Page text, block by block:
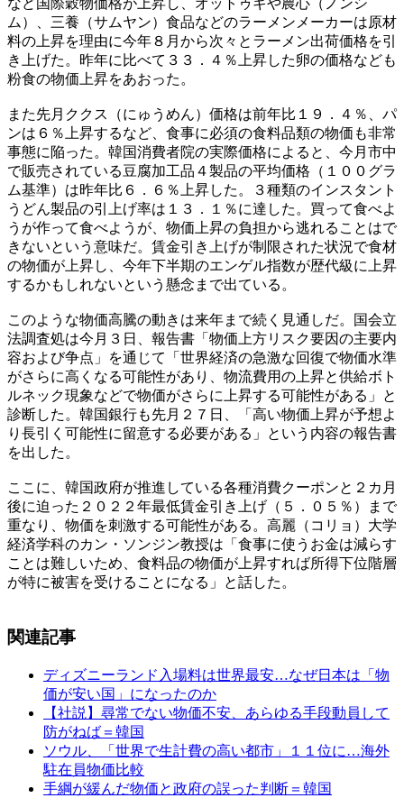
など国際穀物価格が上昇し、オットゥギや農心（ノンシ
ム）、三養（サムヤン）食品などのラーメンメーカーは原材
料の上昇を理由に今年８月から次々とラーメン出荷価格を引
き上げた。昨年に比べて３３．４％上昇した卵の価格なども
粉食の物価上昇をあおった。
また先月ククス（にゅうめん）価格は前年比１９．４％、パ
ンは６％上昇するなど、食事に必須の食料品類の物価も非常
事態に陥った。韓国消費者院の実際価格によると、今月市中
で販売されている豆腐加工品４製品の平均価格（１００グラ
ム基準）は昨年比６．６％上昇した。３種類のインスタント
うどん製品の引上げ率は１３．１％に達した。買って食べよ
うが作って食べようが、物価上昇の負担から逃れることはで
きないという意味だ。賃金引き上げが制限された状況で食材
の物価が上昇し、今年下半期のエンゲル指数が歴代級に上昇
するかもしれないという懸念まで出ている。
このような物価高騰の動きは来年まで続く見通しだ。国会立
法調査処は今月３日、報告書「物価上方リスク要因の主要内
容および争点」を通じて「世界経済の急激な回復で物価水準
がさらに高くなる可能性があり、物流費用の上昇と供給ボト
ルネック現象などで物価がさらに上昇する可能性がある」と
診断した。韓国銀行も先月２７日、「高い物価上昇が予想よ
り長引く可能性に留意する必要がある」という内容の報告書
を出した。
ここに、韓国政府が推進している各種消費クーポンと２カ月
後に迫った２０２２年最低賃金引き上げ（５．０５％）まで
重なり、物価を刺激する可能性がある。高麗（コリョ）大学
経済学科のカン・ソンジン教授は「食事に使うお金は減らす
ことは難しいため、食料品の物価が上昇すれば所得下位階層
が特に被害を受けることになる」と話した。
関連記事
ディズニーランド入場料は世界最安…なぜ日本は「物
価が安い国」になったのか
【社説】尋常でない物価不安、あらゆる手段動員して
防がねば＝韓国
ソウル、「世界で生計費の高い都市」１１位に…海外
駐在員物価比較
手綱が緩んだ物価と政府の誤った判断＝韓国